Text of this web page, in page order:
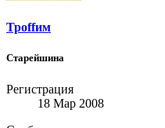
Троffим
Старейшина
Регистрация
18 Мар 2008